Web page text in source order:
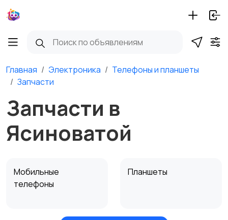
Главная Электроника
Телефоны и планшеты
Запчасти
Запчасти в
Ясиноватой
Мобильные
телефоны
Планшеты